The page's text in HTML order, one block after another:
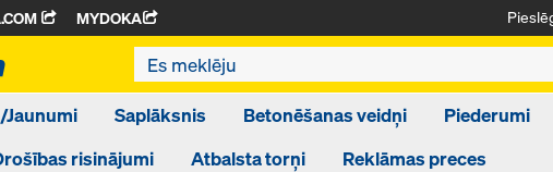
MYDOKA
Saplāksnis Betonēšanas veidņi
Piederumi
risinājumi
Atbalsta torņi Reklāmas preces